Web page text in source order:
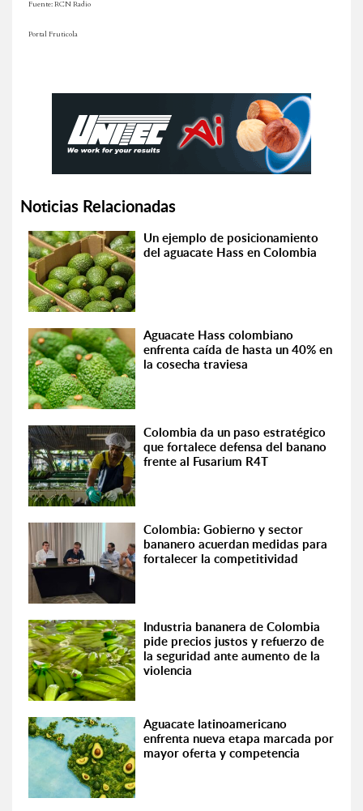
Fuente: RCN Radio
Portal Fruticola
Noticias Relacionadas
Un ejemplo de posicionamiento
del aguacate Hass en Colombia
Aguacate Hass colombiano
enfrenta caída de hasta un 40% en
la cosecha traviesa
Colombia da un paso estratégico
que fortalece defensa del banano
frente al Fusarium R4T
Colombia: Gobierno y sector
bananero acuerdan medidas para
fortalecer la competitividad
Industria bananera de Colombia
pide precios justos y refuerzo de
la seguridad ante aumento de la
violencia
Aguacate latinoamericano
enfrenta nueva etapa marcada por
mayor oferta y competencia